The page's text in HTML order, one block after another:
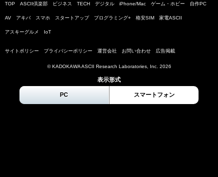
TOP ASCII倶楽部 ビジネス TECH デジタル iPhone/Mac ゲーム・ホビー 自作PC
AV アキバ スマホ スタートアップ プログラミング+ 格安SIM 家電ASCII
アスキーグルメ IoT
サイトポリシー プライバシーポリシー 運営会社 お問い合わせ 広告掲載
© KADOKAWA ASCII Research Laboratories, Inc. 2026
表示形式
PC スマートフォン